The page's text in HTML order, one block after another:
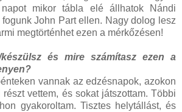
mikor tábla elé állhatok Nándi
John Part ellen. Nagy dolog lesz
megtörténhet ezen a mérkőzésen!
és mire számítasz ezen a
vannak az edzésnapok, azokon
vettem, és sokat játszottam. Többi
gyakoroltam. Tisztes helytállást, és